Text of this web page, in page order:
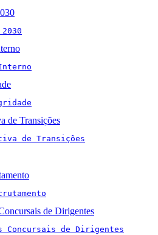
de Transições
de Transições
de Dirigentes
Concursais de Dirigentes